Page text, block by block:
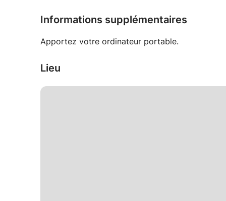
Informations supplémentaires
Apportez votre ordinateur portable.
Lieu